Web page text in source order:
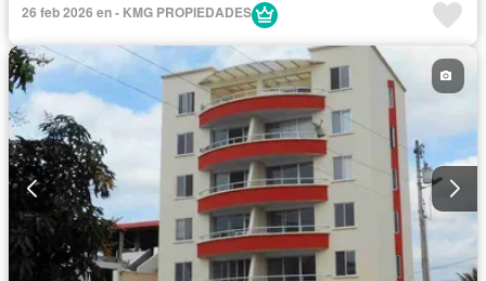
26 feb 2026 en - KMG PROPIEDADES